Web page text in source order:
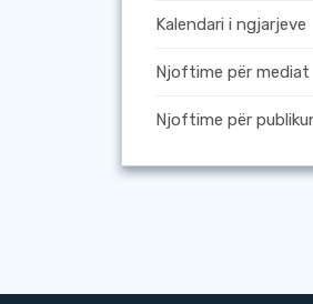
Kalendari i ngjarjeve
Njoftime për mediat
Njoftime për